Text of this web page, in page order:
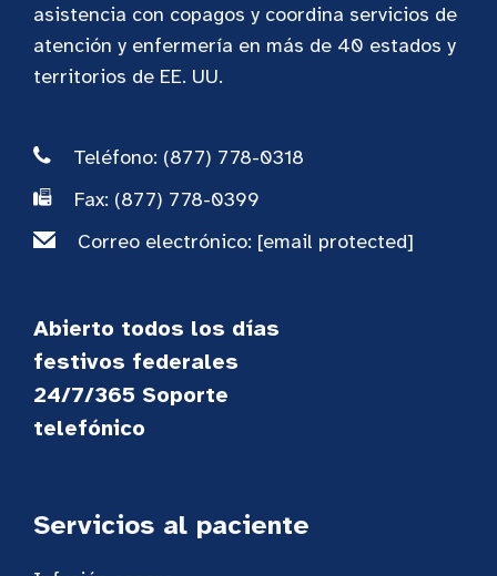
asistencia con copagos y coordina servicios de
atención y enfermería en más de 40 estados y
territorios de EE. UU.
Teléfono: (877) 778-0318
Fax: (877) 778-0399
Correo electrónico: [email protected]
Abierto todos los días
festivos federales
24/7/365 Soporte
telefónico
Servicios al paciente